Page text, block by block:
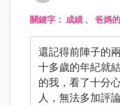
關鍵字： 成績 、爸媽
還記得前陣子的
十多歲的年紀就
的我，看了十分
人，無法多加評